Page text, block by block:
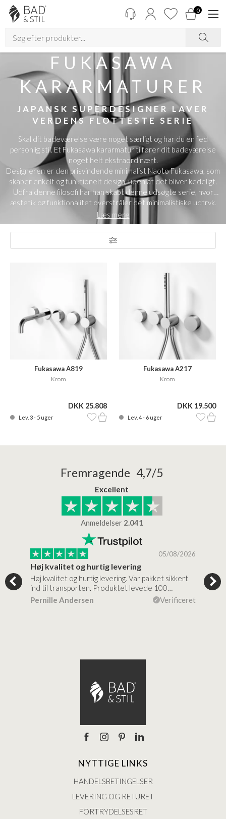
0
FUKASAWA
KARARMATURER
JAPANSK SUPERDESIGNER LAVER
VERDENS FLOTTESTE SERIE
Skal dit badeværelse være noget særligt og har du en fed
personlig stil. Et Fukasawa kararmatur tilfører dit badeværelse
noget helt ekstraordinært.
Designeren er den prisvindende minimalist Naoto Fukasawa, som
skaber enkelt og funktionelt design, uden at det bliver kedeligt.
Udfra denne filosofi har han skabt denne udsøgte serie, hvor
æstetik og funktionalitet overstråler det minimalistiske udtryk.
Et Fukasawa armaturs greb minder om de former, som findes på
et stereoanlæg, resten af designet er slankt, elegant og
strømlinet, hvilket giver armaturet et eksklusivt og sofistikeret
look, som vil klæde ethvert badeværelse .
Se alle vores badekar
Læs mere
Fukasawa A819
Krom
DKK 25.808
Lev. 3 - 5 uger
Fukasawa A217
Krom
DKK 19.500
Lev. 4 - 6 uger
Fremragende 4,7/5
Excellent
Anmeldelser 2.041
05/08/2026
Høj kvalitet og hurtig levering
Høj kvalitet og hurtig levering. Var pakket sikkert
ind til transporten. Produktet levede 100…
Pernille Andersen
Verificeret
NYTTIGE LINKS
HANDELSBETINGELSER
LEVERING OG RETURET
FORTRYDELSESRET